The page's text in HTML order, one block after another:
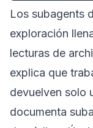
Los subagents
exploración
lecturas de
explica que
devuelven solo
documenta